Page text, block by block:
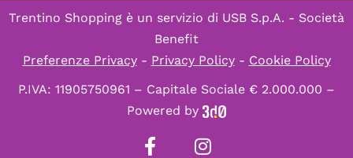
Trentino Shopping è un servizio di USB S.p.A. - Società
Benefit
Preferenze Privacy- Privacy Policy- Cookie Policy
P.IVA: 11905750961 – Capitale Sociale € 2.000.000 –
Powered by